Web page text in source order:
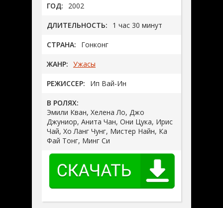
ГОД: 2002
ДЛИТЕЛЬНОСТЬ: 1 час 30 минут
СТРАНА: Гонконг
ЖАНР: Ужасы
РЕЖИССЕР: Ип Вай-Ин
В РОЛЯХ:
Эмили Кван, Хелена Ло, Джо
Джуниор, Анита Чан, Они Цука, Ирис
Чай, Хо Ланг Чунг, Мистер Найн, Ка
Фай Тонг, Минг Си